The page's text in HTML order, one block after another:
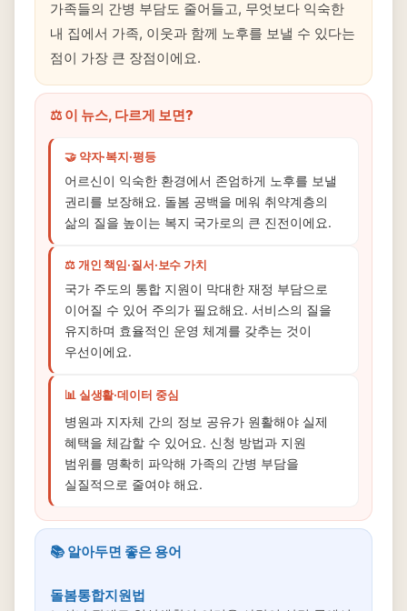
가족들의 간병 부담도 줄어들고, 무엇보다 익숙한
내 집에서 가족, 이웃과 함께 노후를 보낼 수 있다는
점이 가장 큰 장점이에요.
⚖️ 이 뉴스, 다르게 보면?
🤝 약자·복지·평등
어르신이 익숙한 환경에서 존엄하게 노후를 보낼
권리를 보장해요. 돌봄 공백을 메워 취약계층의
삶의 질을 높이는 복지 국가로의 큰 진전이에요.
⚖️ 개인 책임·질서·보수 가치
국가 주도의 통합 지원이 막대한 재정 부담으로
이어질 수 있어 주의가 필요해요. 서비스의 질을
유지하며 효율적인 운영 체계를 갖추는 것이
우선이에요.
📊 실생활·데이터 중심
병원과 지자체 간의 정보 공유가 원활해야 실제
혜택을 체감할 수 있어요. 신청 방법과 지원
범위를 명확히 파악해 가족의 간병 부담을
실질적으로 줄여야 해요.
📚 알아두면 좋은 용어
돌봄통합지원법